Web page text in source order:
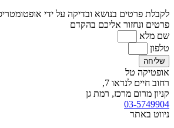
לקבלת פרטים בנושא ובדיקה על ידי
פרטים ונחזור אליכם בהקדם
שם מלא
טלפון
שליחה
אופטיקה טל
רחוב חיים לנדאו 7,
קניון מרום מרכז, רמת גן
03-5749904
ניווט באתר